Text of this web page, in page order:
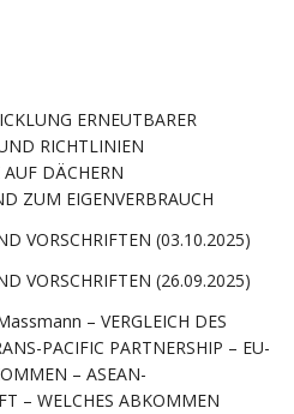
ERNEUTBARER
RICHTLINIEN
AUF DÄCHERN
ZUM EIGENVERBRAUCH
VORSCHRIFTEN (03.10.2025)
VORSCHRIFTEN (26.09.2025)
– VERGLEICH DES
PACIFIC PARTNERSHIP – EU-
– ASEAN-
– WELCHES ABKOMMEN